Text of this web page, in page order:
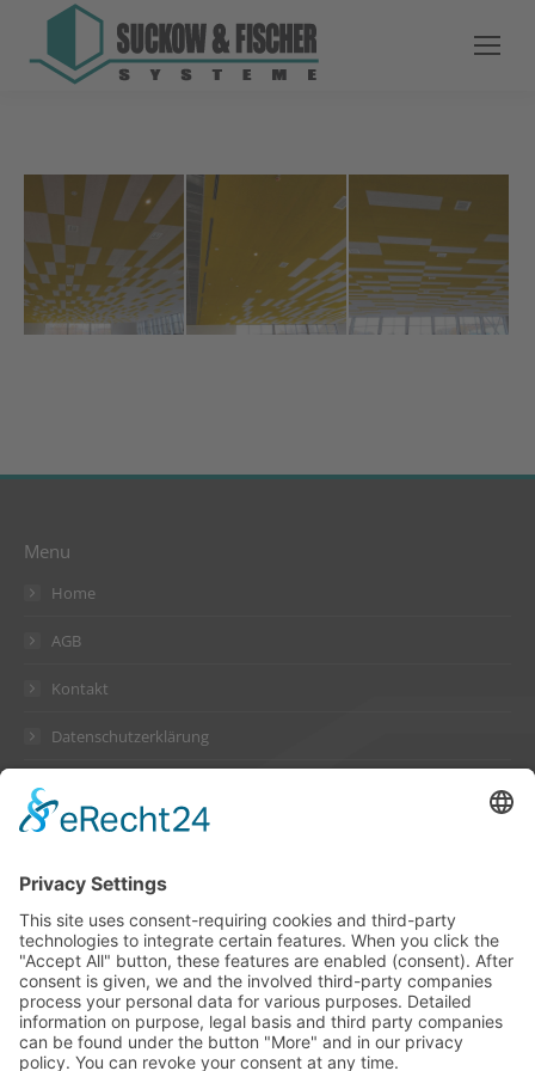
Menu
Home
AGB
Kontakt
Datenschutzerklärung
Suckow & Fischer Systeme
GmbH + Co. KG
Waldstraße 2
64584 Biebesheim
Germany
Contact